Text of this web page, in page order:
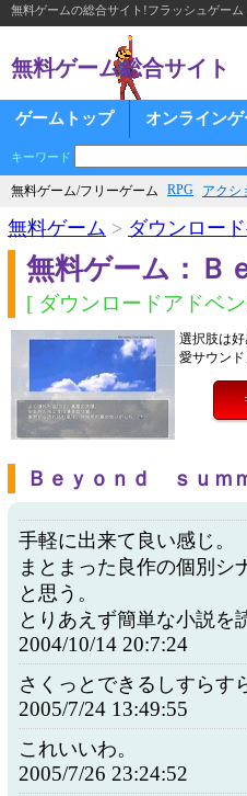
無料ゲームの総合サイト!フラッシュゲー
無料ゲーム総合サイト
ゲームトップ オンラインゲ
キーワード
無料ゲーム/フリーゲーム RPG アクシ
無料ゲーム > ダウンロー
無料ゲーム：Ｂ
[ ダウンロードアドベ
選択肢は
愛サウン
Ｂｅｙｏｎｄ ｓｕｍ
手軽に出来て良い感じ。
まとまった良作の個別シ
と思う。
とりあえず簡単な小説を
2004/10/14 20:7:24
さくっとできるしすらす
2005/7/24 13:49:55
これいいわ。
2005/7/26 23:24:52